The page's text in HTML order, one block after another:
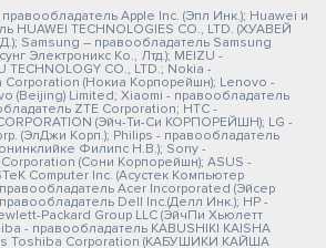
Apple Inc. (Эпл Инк.); Huawei и
HUAWEI TECHNOLOGIES CO., LTD. (ХУАВЕЙ
Samsung – правообладатель Samsung
Электроникс Ко., Лтд.); MEIZU -
TECHNOLOGY CO., LTD.; Nokia -
Corporation (Нокиа Корпорейшн); Lenovo -
(Beijing) Limited; Xiaomi - правообладатель
ZTE Corporation; HTC -
(Эйч-Ти-Си КОРПОРЕЙШН); LG -
(ЭлДжи Корп.); Philips - правообладатель
Филипс Н.В.); Sony -
(Сони Корпорейшн); ASUS -
Computer Inc. (Асустек Компьютер
Acer Incorporated (Эйсер
Dell Inc.(Делл Инк.); HP -
Packard Group LLC (ЭйчПи Хьюлетт
- правообладатель KABUSHIKI KAISHA
Toshiba Corporation (КАБУШИКИ КАЙША